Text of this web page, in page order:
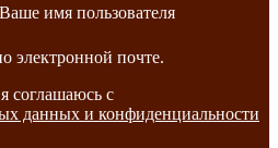
Ваше имя пользователя
электронной почте.
соглашаюсь с
данных и конфиденциальности